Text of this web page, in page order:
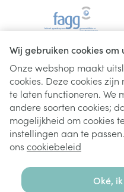
Wij gebruiken cookies
Onze webshop maakt
cookies. Deze cookies
te laten functioneren. We
andere soorten cookies;
mogelijkheid om cookies
instellingen aan te
ons cookiebeleid
Oké,
Juridische links